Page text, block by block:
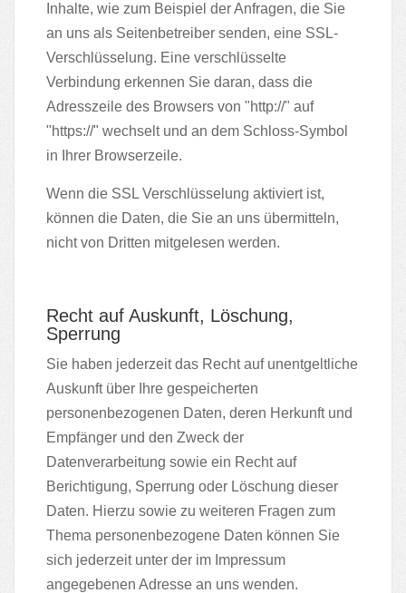
Inhalte, wie zum Beispiel der Anfragen, die Sie
an uns als Seitenbetreiber senden, eine SSL-
Verschlüsselung. Eine verschlüsselte
Verbindung erkennen Sie daran, dass die
Adresszeile des Browsers von "http://" auf
"https://" wechselt und an dem Schloss-Symbol
in Ihrer Browserzeile.
Wenn die SSL Verschlüsselung aktiviert ist,
können die Daten, die Sie an uns übermitteln,
nicht von Dritten mitgelesen werden.
Recht auf Auskunft, Löschung,
Sperrung
Sie haben jederzeit das Recht auf unentgeltliche
Auskunft über Ihre gespeicherten
personenbezogenen Daten, deren Herkunft und
Empfänger und den Zweck der
Datenverarbeitung sowie ein Recht auf
Berichtigung, Sperrung oder Löschung dieser
Daten. Hierzu sowie zu weiteren Fragen zum
Thema personenbezogene Daten können Sie
sich jederzeit unter der im Impressum
angegebenen Adresse an uns wenden.